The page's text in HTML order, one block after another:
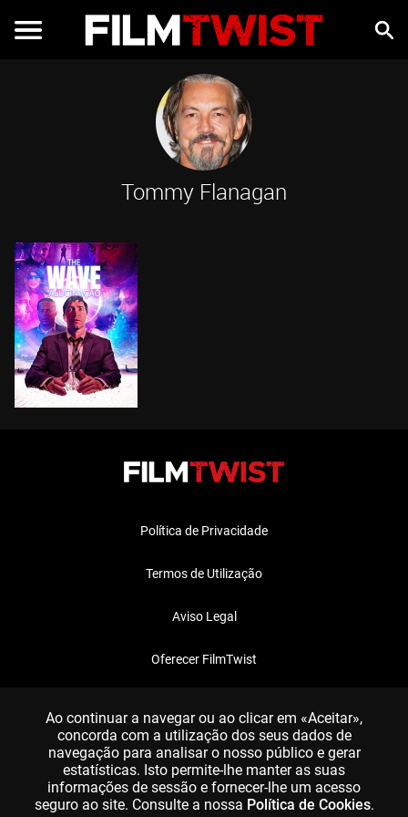
Tommy Flanagan
Política de Privacidade
Termos de Utilização
Aviso Legal
Oferecer FilmTwist
Ao continuar a navegar ou ao clicar em «Aceitar»,
concorda com a utilização dos seus dados de
navegação para analisar o nosso público e gerar
estatísticas. Isto permite-lhe manter as suas
informações de sessão e fornecer-lhe um acesso
seguro ao site. Consulte a nossa Política de Cookies.